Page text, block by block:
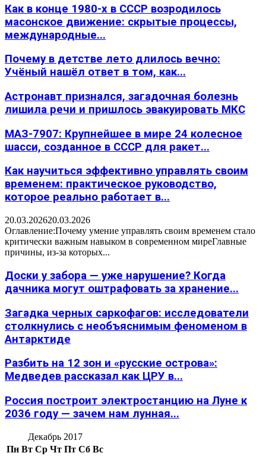
Как в конце 1980-х в СССР возродилось
масонское движение: скрытые процессы,
международные...
Почему в детстве лето длилось вечно:
Учёный нашёл ответ в том, как...
Астронавт признался, загадочная болезнь
лишила речи и пришлось эвакуировать МКС
МАЗ-7907: Крупнейшее в мире 24 колесное
шасси, созданное в СССР для ракет...
Как научиться эффективно управлять своим
временем: практическое руководство,
которое реально работает в...
20.03.202620.03.2026
Оглавление:Почему умение управлять своим временем стало
критически важным навыком в современном миреГлавные
причины, из-за которых...
Доски у забора — уже нарушение? Когда
дачника могут оштрафовать за хранение...
Загадка черных саркофагов: исследователи
столкнулись с необъяснимым феноменом в
Антарктиде
Разбить на 12 зон и «русские острова»:
Медведев рассказал как ЦРУ в...
Россия построит электростанцию на Луне к
2036 году — зачем нам лунная...
Декабрь 2017
Пн Вт Ср Чт Пт Сб Вс